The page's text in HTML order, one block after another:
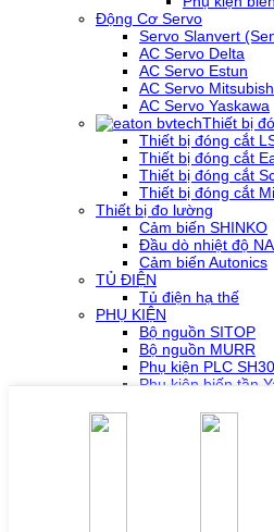
Động Cơ Servo
Servo Slanvert
AC Servo Delta
AC Servo Estun
AC Servo
AC Servo Yaskawa
Thiết bị
Thiết bị đóng cắt
Thiết bị đóng cắt
Thiết bị đóng cắt
Thiết bị đóng cắt
Thiết bị đo lường
Cảm biến SHINKO
Đầu dò nhiệt độ
Cảm biến Autonics
TỦ ĐIỆN
Tủ điện hạ thế
PHỤ KIỆN
Bộ nguồn SITOP
Bộ nguồn MURR
Phụ kiện PLC
Phụ kiện biến tần
Phụ kiện Servo
HỖ TRỢ KỸ THUẬT